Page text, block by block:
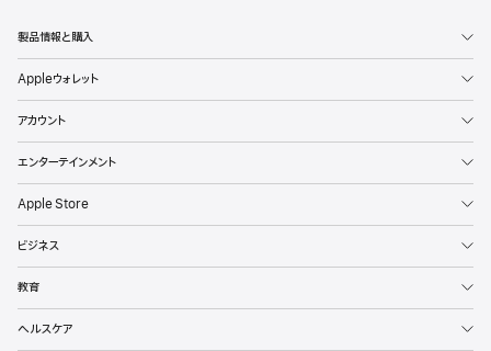
l製品情報と購入
Appleウォレット
アカウント
エンターテインメント
Apple Store
ビジネス
教育
ヘルスケア